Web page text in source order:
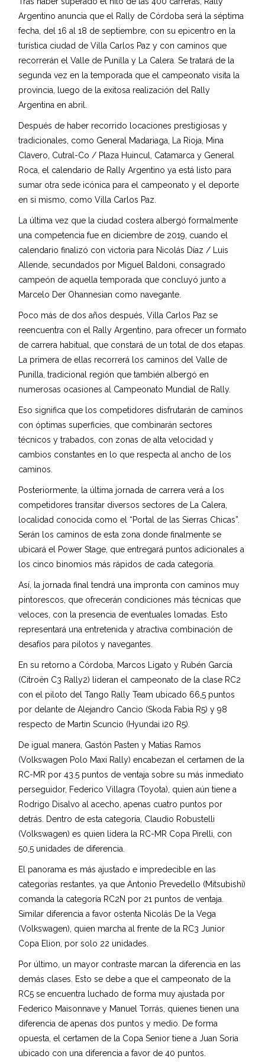
Argentino anuncia que el Rally de Córdoba será la séptima
fecha, del 16 al 18 de septiembre, con su epicentro en la
turística ciudad de Villa Carlos Paz y con caminos que
recorrerán el Valle de Punilla y La Calera. Se tratará de la
segunda vez en la temporada que el campeonato visita la
provincia, luego de la exitosa realización del Rally
Argentina en abril.
Después de haber recorrido locaciones prestigiosas y
tradicionales, como General Madariaga, La Rioja, Mina
Clavero, Cutral-Co / Plaza Huincul, Catamarca y General
Roca, el calendario de Rally Argentino ya está listo para
sumar otra sede icónica para el campeonato y el deporte
en si mismo, como Villa Carlos Paz.
La última vez que la ciudad costera albergó formalmente
una competencia fue en diciembre de 2019, cuando el
calendario finalizó con victoria para Nicolás Díaz / Luis
Allende, secundados por Miguel Baldoni, consagrado
campeón de aquella temporada que concluyó junto a
Marcelo Der Ohannesian como navegante.
Poco más de dos años después, Villa Carlos Paz se
reencuentra con el Rally Argentino, para ofrecer un formato
de carrera habitual, que constará de un total de dos etapas.
La primera de ellas recorrerá los caminos del Valle de
Punilla, tradicional región que también albergó en
numerosas ocasiones al Campeonato Mundial de Rally.
Eso significa que los competidores disfrutarán de caminos
con óptimas superficies, que combinarán sectores
técnicos y trabados, con zonas de alta velocidad y
cambios constantes en lo que respecta al ancho de los
caminos.
Posteriormente, la última jornada de carrera verá a los
competidores transitar diversos sectores de La Calera,
localidad conocida como el “Portal de las Sierras Chicas”.
Serán los caminos de esta zona donde finalmente se
ubicará el Power Stage, que entregará puntos adicionales a
los cinco binomios más rápidos de cada categoría.
Así, la jornada final tendrá una impronta con caminos muy
pintorescos, que ofrecerán condiciones más técnicas que
veloces, con la presencia de eventuales lomadas. Esto
representará una entretenida y atractiva combinación de
desafíos para pilotos y navegantes.
En su retorno a Córdoba, Marcos Ligato y Rubén García
(Citroën C3 Rally2) lideran el campeonato de la clase RC2
con el piloto del Tango Rally Team ubicado 66,5 puntos
por delante de Alejandro Cancio (Skoda Fabia R5) y 98
respecto de Martin Scuncio (Hyundai i20 R5).
De igual manera, Gastón Pasten y Matías Ramos
(Volkswagen Polo Maxi Rally) encabezan el certamen de la
RC-MR por 43.5 puntos de ventaja sobre su más inmediato
perseguidor, Federico Villagra (Toyota), quien aún tiene a
Rodrigo Disalvo al acecho, apenas cuatro puntos por
detrás. Dentro de esta categoría, Claudio Robustelli
(Volkswagen) es quien lidera la RC-MR Copa Pirelli, con
50,5 unidades de diferencia.
El panorama es más ajustado e impredecible en las
categorías restantes, ya que Antonio Prevedello (Mitsubishi)
comanda la categoría RC2N por 21 puntos de ventaja.
Similar diferencia a favor ostenta Nicolás De la Vega
(Volkswagen), quien marcha al frente de la RC3 Junior
Copa Elion, por solo 22 unidades.
Por último, un mayor contraste marcan la diferencia en las
demás clases. Esto se debe a que el campeonato de la
RC5 se encuentra luchado de forma muy ajustada por
Federico Maisonnave y Manuel Torrás, quienes tienen una
diferencia de apenas dos puntos y medio. De forma
opuesta, el certamen de la Copa Senior tiene a Juan Soria
ubicado con una diferencia a favor de 40 puntos.